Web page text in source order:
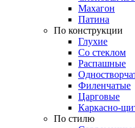
Махагон
Патина
По конструкции
Глухие
Со стеклом
Распашные
Филенчатые
Царговые
Каркасно-
По стилю